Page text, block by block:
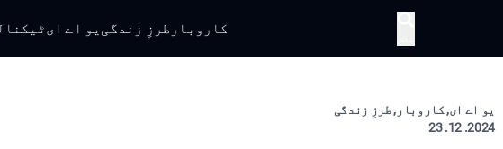
کاروبار طرزِ زندگی یو اے ای
یو اے ای, کاروبار, طرزِ زندگی
2024. 12. 23